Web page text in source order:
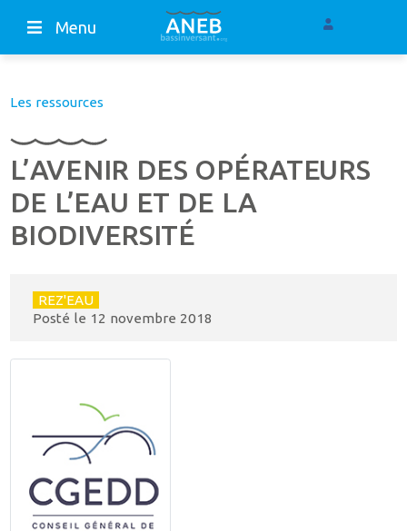
Menu
Les ressources
L’AVENIR DES OPÉRATEURS
DE L’EAU ET DE LA
BIODIVERSITÉ
REZ'EAU
Posté le 12 novembre 2018